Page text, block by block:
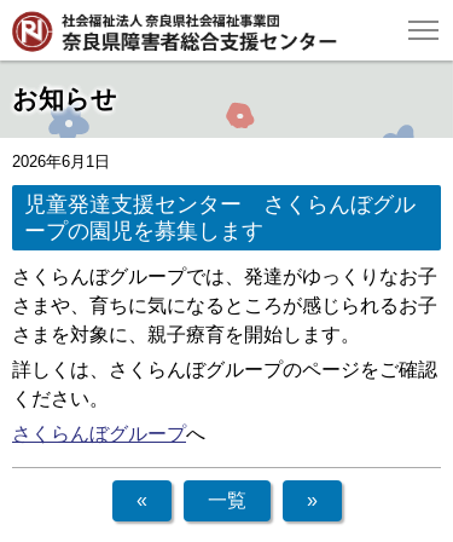
お知らせ
2026年6月1日
児童発達支援センター さくらんぼグル
ープの園児を募集します
さくらんぼグループでは、発達がゆっくりなお子
さまや、育ちに気になるところが感じられるお子
さまを対象に、親子療育を開始します。
詳しくは、さくらんぼグループのページをご確認
ください。
さくらんぼグループへ
« 一覧 »